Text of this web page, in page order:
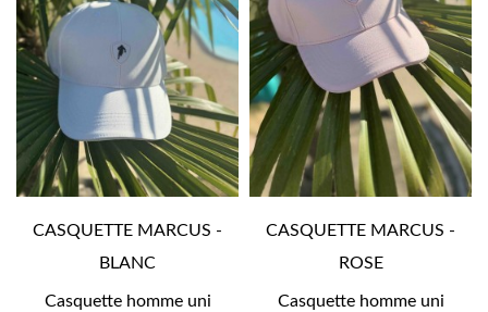
CASQUETTE MARCUS -
BLANC
Casquette homme uni
CASQUETTE MARCUS -
ROSE
Casquette homme uni